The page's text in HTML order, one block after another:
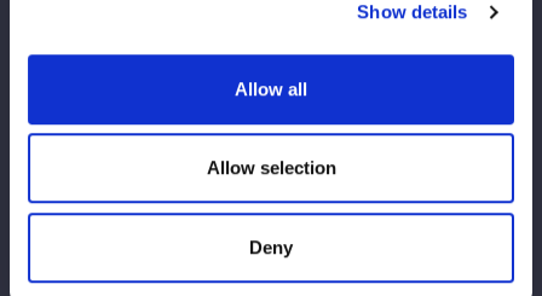
Show details
Allow all
Allow selection
Deny
ラモンHGさん、RGさんが決定！
2026/04/18 横アリPPV
【PPV販売開始！】4/26『ミツカン フルー
ティス presents ALL STAR GRAND
QUEENDOM 2026』のPPV販売が開始！